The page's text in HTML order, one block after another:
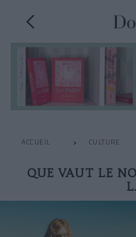
ACCUEIL CULTURE
QUE VAUT LE